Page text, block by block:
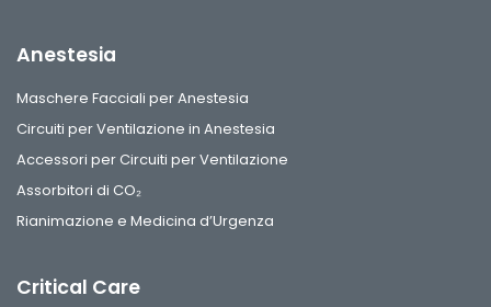
Anestesia
Maschere Facciali per Anestesia
Circuiti per Ventilazione in Anestesia
Accessori per Circuiti per Ventilazione
Assorbitori di CO₂
Rianimazione e Medicina d’Urgenza
Critical Care